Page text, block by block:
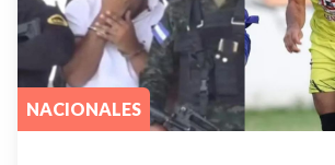
NACIONALES